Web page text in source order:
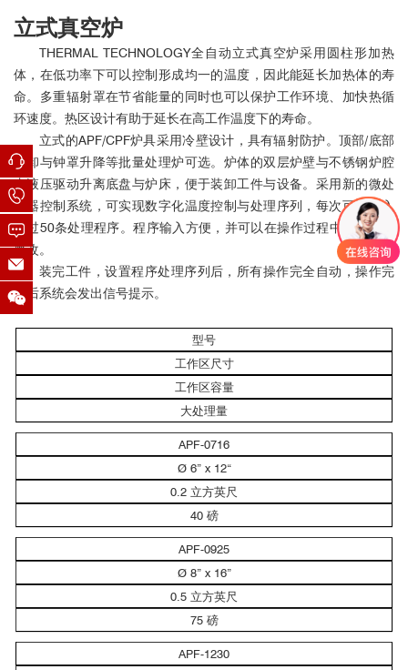
立式真空炉
THERMAL TECHNOLOGY全自动立式真空炉采用圆柱形加热
体，在低功率下可以控制形成均一的温度，因此能延长加热体的寿
命。多重辐射罩在节省能量的同时也可以保护工作环境、加快热循
环速度。热区设计有助于延长在高工作温度下的寿命。
立式的APF/CPF炉具采用冷壁设计，具有辐射防护。顶部/底部
装卸与钟罩升降等批量处理炉可选。炉体的双层炉壁与不锈钢炉腔
由液压驱动升离底盘与炉床，便于装卸工件与设备。采用新的微处
理器控制系统，可实现数字化温度控制与处理序列，每次可以存入
超过50条处理程序。程序输入方便，并可以在操作过程中进行实时
修改。
装完工件，设置程序处理序列后，所有操作完全自动，操作完
成后系统会发出信号提示。
型号
工作区尺寸
工作区容量
大处理量
APF-0716
Ø 6” x 12“
0.2 立方英尺
40 磅
APF-0925
Ø 8” x 16”
0.5 立方英尺
75 磅
APF-1230